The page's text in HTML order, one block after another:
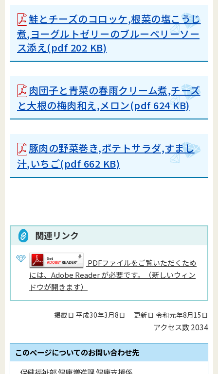
鮭とチーズのコロッケ,根菜の塩こうじ
煮,ヨーグルトゼリーのブルーベリーソー
ス添え(pdf 202 KB)
肉団子と青菜の春雨クリーム煮,チーズ
と大根の梅肉和え,メロン(pdf 624 KB)
豚肉の野菜巻き,ポテトサラダ,すまし
汁,いちご(pdf 662 KB)
関連リンク
PDFファイルをご覧いただくため
には、Adobe Reader が必要です。（新しいウィン
ドウが開きます）
掲載日 平成30年3月8日 更新日 令和元年8月15日
アクセス数2034
このページについてのお問い合わせ先